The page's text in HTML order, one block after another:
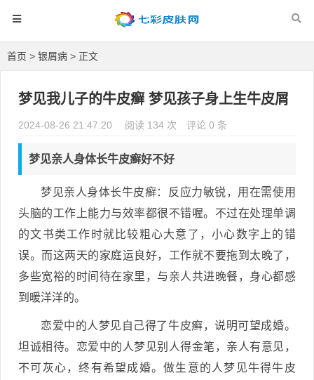
首页 > 银屑病 > 正文
梦见我儿子的牛皮癣 梦见孩子身上生牛皮屑
2024-08-26 21:47:20 阅读 134 次 评论 0 条
梦见亲人身体长牛皮癣好不好
梦见亲人身体长牛皮癣：反应力敏锐，用在需使用
头脑的工作上能力与效率都很不错喔。不过在处理单调
的文书类工作时就比较粗心大意了，小心数字上的错
误。而这两天的家庭运良好，工作就不要拖到太晚了，
多些宽裕的时间待在家里，与亲人共进晚餐，身心都感
到暖洋洋的。
恋爱中的人梦见自己得了牛皮癣，说明可望成婚。
坦诚相待。恋爱中的人梦见别人得金笔，亲人有意见，
不可灰心，终有希望成婚。做生意的人梦见牛得牛皮